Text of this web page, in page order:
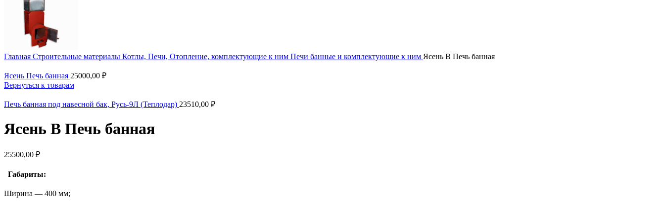
Главная Строительные материалы Котлы, Печи, Отопление, комплектующие к ним Печи банные и комплектующие к ним Ясень В Печь банная
Ясень Печь банная 25000,00 ₽
Вернуться к товарам
Печь банная под навесной бак, Русь-9Л (Теплодар) 23510,00 ₽
Ясень В Печь банная
25500,00 ₽
Габариты:
Ширина — 400 мм;